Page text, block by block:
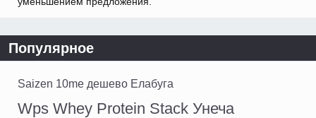
Популярное
Saizen 10me дешево Елабуга
Wps Whey Protein Stack Унеча